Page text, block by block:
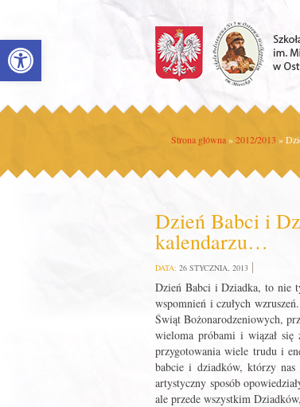
Open toolbar
Strona główna»2012/2013 »
Dzień Babci i
kalendarzu…
DATA: 26 STYCZNIA, 2013
Dzień Babci i Dziadka, to nie
wspomnień i czułych
Świąt Bożonarodzeniowych,
wieloma próbami i wiązał się
przygotowania wiele trudu i
babcie i dziadków, którzy
artystyczny sposób
ale przede wszystkim